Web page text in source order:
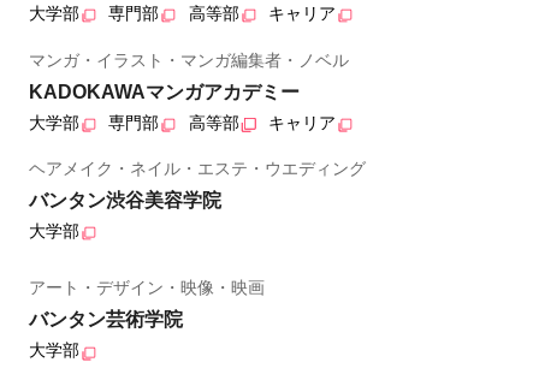
大学部 専門部 高等部 キャリア
マンガ・イラスト・マンガ編集者・ノベル
KADOKAWAマンガアカデミー
大学部 専門部 高等部 キャリア
ヘアメイク・ネイル・エステ・ウエディング
バンタン渋谷美容学院
大学部
アート・デザイン・映像・映画
バンタン芸術学院
大学部